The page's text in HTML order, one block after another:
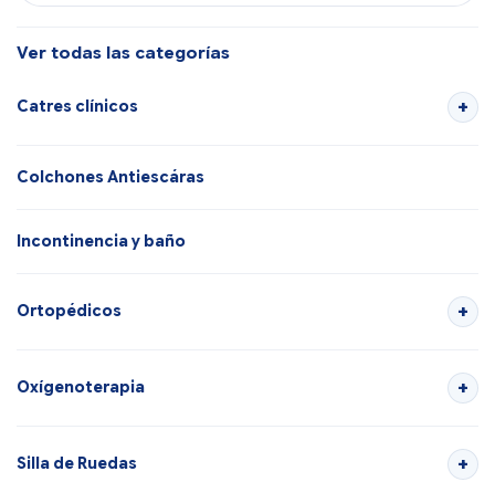
Ver todas las categorías
Catres clínicos
Colchones Antiescáras
Incontinencia y baño
Ortopédicos
Oxígenoterapia
Silla de Ruedas